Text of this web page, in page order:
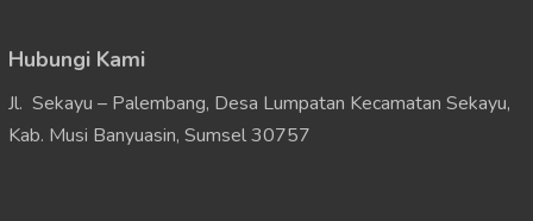
Hubungi Kami
Jl. Sekayu – Palembang, Desa Lumpatan Kecamatan Sekayu,
Kab. Musi Banyuasin, Sumsel 30757